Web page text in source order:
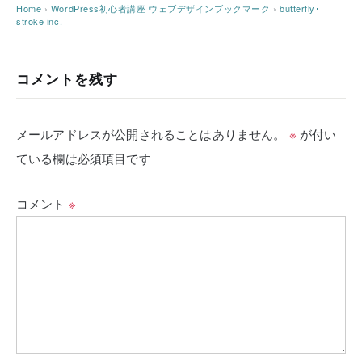
Home › WordPress初心者講座 ウェブデザインブックマーク › butterfly･
stroke inc.
コメントを残す
メールアドレスが公開されることはありません。 ※ が付い
ている欄は必須項目です
コメント ※